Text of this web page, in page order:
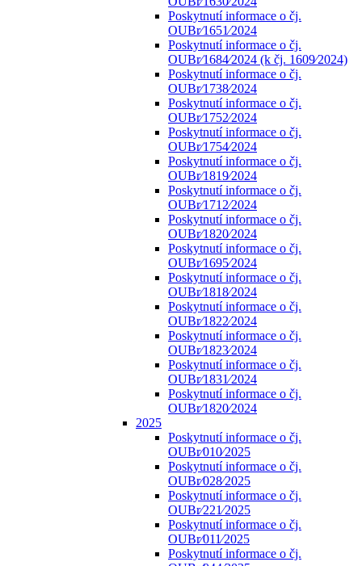
Poskytnutí informace o čj.
OUBr⁄1651⁄2024
Poskytnutí informace o čj.
OUBr⁄1684⁄2024 (k čj. 1609⁄2024)
Poskytnutí informace o čj.
OUBr⁄1738⁄2024
Poskytnutí informace o čj.
OUBr⁄1752⁄2024
Poskytnutí informace o čj.
OUBr⁄1754⁄2024
Poskytnutí informace o čj.
OUBr⁄1819⁄2024
Poskytnutí informace o čj.
OUBr⁄1712⁄2024
Poskytnutí informace o čj.
OUBr⁄1820⁄2024
Poskytnutí informace o čj.
OUBr⁄1695⁄2024
Poskytnutí informace o čj.
OUBr⁄1818⁄2024
Poskytnutí informace o čj.
OUBr⁄1822⁄2024
Poskytnutí informace o čj.
OUBr⁄1823⁄2024
Poskytnutí informace o čj.
OUBr⁄1831⁄2024
Poskytnutí informace o čj.
OUBr⁄1820⁄2024
2025
Poskytnutí informace o čj.
OUBr⁄010⁄2025
Poskytnutí informace o čj.
OUBr⁄028⁄2025
Poskytnutí informace o čj.
OUBr⁄221⁄2025
Poskytnutí informace o čj.
OUBr⁄011⁄2025
Poskytnutí informace o čj.